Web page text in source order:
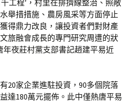
工程’，村里在排擠線整治、照敞
舉措措施、農房風采等方面停止
得鼎力改良，讓投資者們對財產
旅融會成長的專門研究周遭的狀
年夜莊村黨支部書記趙建平易近
20家企業進駐投資，90多個院落
達180萬元擺佈。此中僅熱唐平易